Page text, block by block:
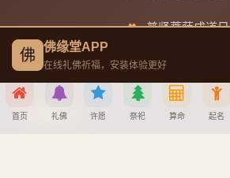
普贤菩萨成道日
地藏王菩萨成道日
帮助中心
佛 佛缘堂APP
在线礼佛祈福，安装体验更好
首页 礼佛 许愿 祭祀 算命 起名